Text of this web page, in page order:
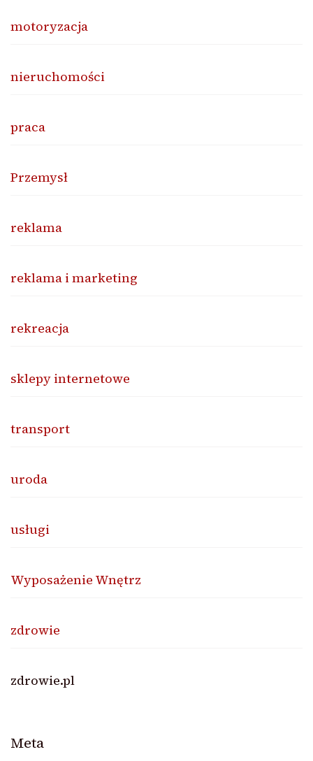
motoryzacja
nieruchomości
praca
Przemysł
reklama
reklama i marketing
rekreacja
sklepy internetowe
transport
uroda
usługi
Wyposażenie Wnętrz
zdrowie
zdrowie.pl
Meta